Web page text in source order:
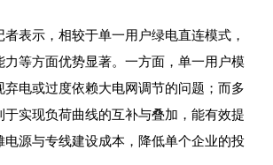
示，相较于单一用户绿电直连模式，
等方面优势显著。一方面，单一用户模
电或过度依赖大电网调节的问题；而多
实现负荷曲线的互补与叠加，能有效提
源与专线建设成本，降低单个企业的投